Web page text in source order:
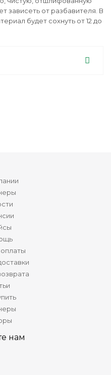
зависеть от разбавителя. В
будет сохнуть от 12 до
нам